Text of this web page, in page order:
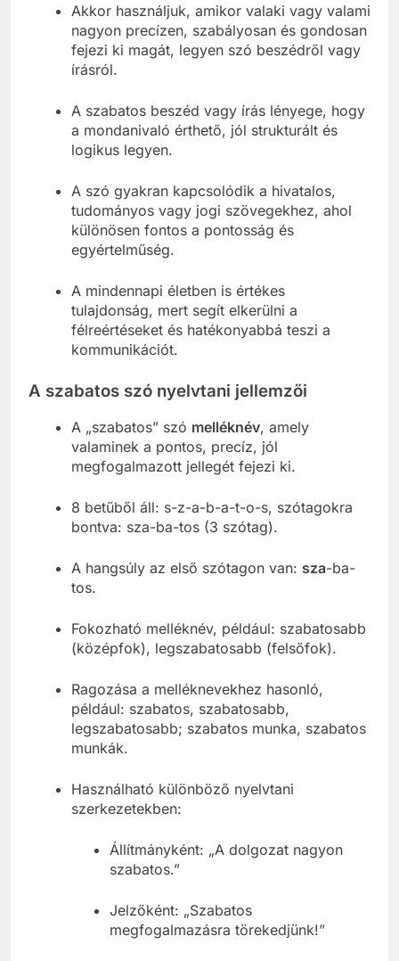
Akkor használjuk, amikor valaki vagy valami
nagyon precízen, szabályosan és gondosan
fejezi ki magát, legyen szó beszédről vagy
írásról.
A szabatos beszéd vagy írás lényege, hogy
a mondanivaló érthető, jól strukturált és
logikus legyen.
A szó gyakran kapcsolódik a hivatalos,
tudományos vagy jogi szövegekhez, ahol
különösen fontos a pontosság és
egyértelműség.
A mindennapi életben is értékes
tulajdonság, mert segít elkerülni a
félreértéseket és hatékonyabbá teszi a
kommunikációt.
A szabatos szó nyelvtani jellemzői
A „szabatos” szó melléknév, amely
valaminek a pontos, precíz, jól
megfogalmazott jellegét fejezi ki.
8 betűből áll: s-z-a-b-a-t-o-s, szótagokra
bontva: sza-ba-tos (3 szótag).
A hangsúly az első szótagon van: sza-ba-
tos.
Fokozható melléknév, például: szabatosabb
(középfok), legszabatosabb (felsőfok).
Ragozása a melléknevekhez hasonló,
például: szabatos, szabatosabb,
legszabatosabb; szabatos munka, szabatos
munkák.
Használható különböző nyelvtani
szerkezetekben:
Állítmányként: „A dolgozat nagyon
szabatos.”
Jelzőként: „Szabatos
megfogalmazásra törekedjünk!”